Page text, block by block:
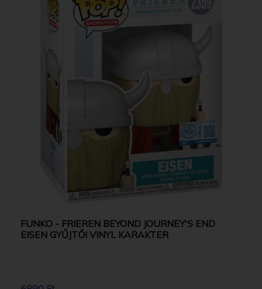
FUNKO - FRIEREN BEYOND JOURNEY'S END
EISEN GYŰJTŐI VINYL KARAKTER